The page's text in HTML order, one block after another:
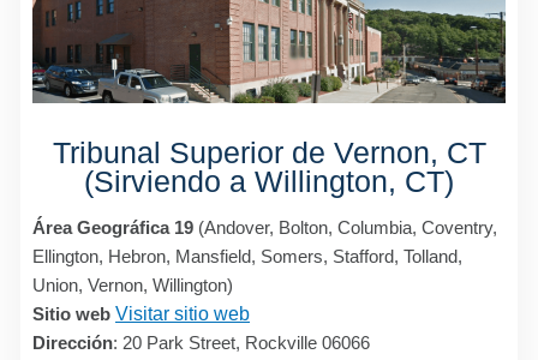
Tribunal Superior de Vernon, CT
(Sirviendo a Willington, CT)
Área Geográfica 19 (Andover, Bolton, Columbia, Coventry,
Ellington, Hebron, Mansfield, Somers, Stafford, Tolland,
Union, Vernon, Willington)
Sitio web Visitar sitio web
Dirección: 20 Park Street, Rockville 06066